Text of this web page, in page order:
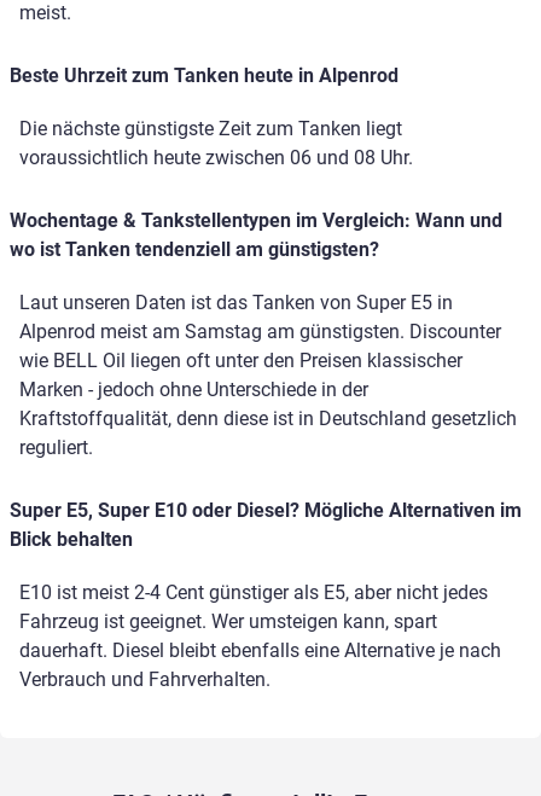
meist.
Beste Uhrzeit zum Tanken heute in Alpenrod
Die nächste günstigste Zeit zum Tanken liegt
voraussichtlich heute zwischen 06 und 08 Uhr.
Wochentage & Tankstellentypen im Vergleich: Wann und
wo ist Tanken tendenziell am günstigsten?
Laut unseren Daten ist das Tanken von Super E5 in
Alpenrod meist am Samstag am günstigsten. Discounter
wie BELL Oil liegen oft unter den Preisen klassischer
Marken - jedoch ohne Unterschiede in der
Kraftstoffqualität, denn diese ist in Deutschland gesetzlich
reguliert.
Super E5, Super E10 oder Diesel? Mögliche Alternativen im
Blick behalten
E10 ist meist 2-4 Cent günstiger als E5, aber nicht jedes
Fahrzeug ist geeignet. Wer umsteigen kann, spart
dauerhaft. Diesel bleibt ebenfalls eine Alternative je nach
Verbrauch und Fahrverhalten.